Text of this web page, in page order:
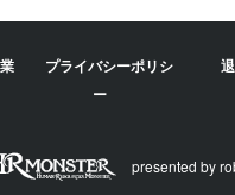
プライバシーポリシ
ー
presented by